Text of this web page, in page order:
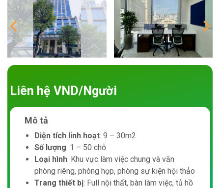
Liên hệ VND/Người
Mô tả
Diện tích linh hoạt: 9 – 30m2
Số lượng: 1 – 50 chỗ
Loại hình: Khu vực làm việc chung và văn
phòng riêng, phòng họp, phòng sự kiện hội thảo
Trang thiết bị: Full nội thất, bàn làm việc, tủ hồ